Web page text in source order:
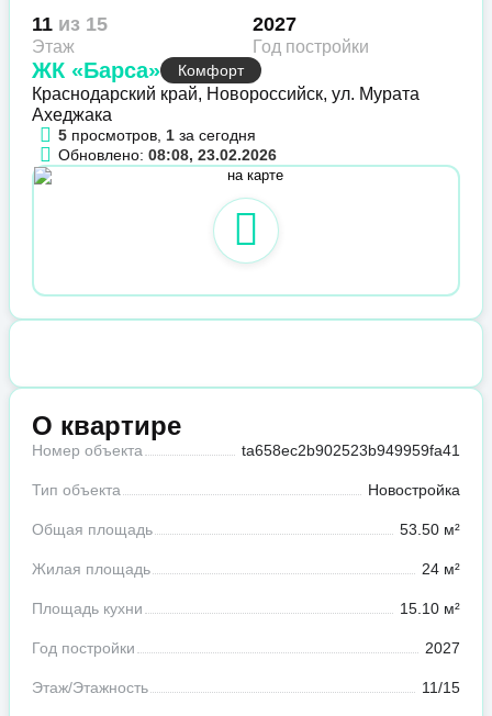
11 из 15
Этаж
2027
Год постройки
ЖК «Барса» Комфорт
Краснодарский край, Новороссийск, ул. Мурата
Ахеджака
5 просмотров, 1 за сегодня
Обновлено: 08:08, 23.02.2026
О квартире
Номер объекта ta658ec2b902523b949959fa41
Тип объекта Новостройка
Общая площадь 53.50 м²
Жилая площадь 24 м²
Площадь кухни 15.10 м²
Год постройки 2027
Этаж/Этажность 11/15